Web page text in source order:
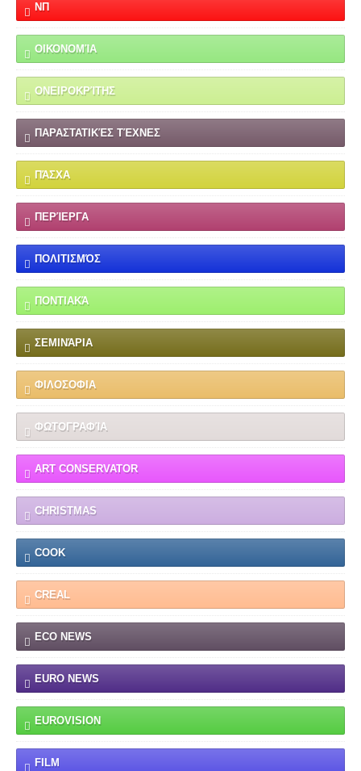
ΝΠ
ΟΙΚΟΝΟΜΊΑ
ΟΝΕΙΡΟΚΡΊΤΗΣ
ΠΑΡΑΣΤΑΤΙΚΈΣ ΤΈΧΝΕΣ
ΠΆΣΧΑ
ΠΕΡΊΕΡΓΑ
ΠΟΛΙΤΙΣΜΌΣ
ΠΟΝΤΙΑΚΆ
ΣΕΜΙΝΆΡΙΑ
ΦΙΛΟΣΟΦΙΑ
ΦΩΤΟΓΡΑΦΊΑ
ART CONSERVATOR
CHRISTMAS
COOK
CREAL
ECO NEWS
EURO NEWS
EUROVISION
FILM